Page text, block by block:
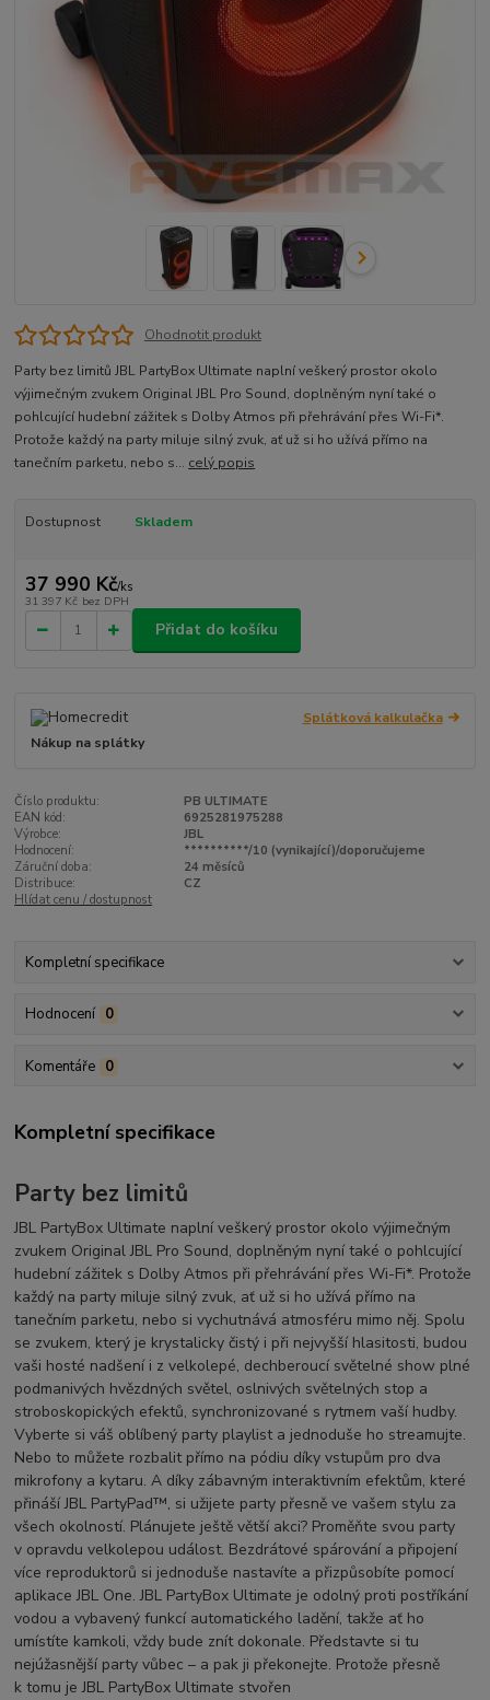
Ohodnotit produkt
Party bez limitů JBL PartyBox Ultimate naplní veškerý prostor okolo
výjimečným zvukem Original JBL Pro Sound, doplněným nyní také o
pohlcující hudební zážitek s Dolby Atmos při přehrávání přes Wi-Fi*.
Protože každý na party miluje silný zvuk, ať už si ho užívá přímo na
tanečním parketu, nebo s... celý popis
Dostupnost Skladem
37 990 Kč/ks
31 397 Kč bez DPH
Přidat do košíku
Splátková kalkulačka
Nákup na splátky
Číslo produktu:
PB ULTIMATE
EAN kód:
6925281975288
Výrobce:
JBL
Hodnocení:
**********/10 (vynikající)/doporučujeme
Záruční doba:
24 měsíců
Distribuce:
CZ
Hlídat cenu / dostupnost
Kompletní specifikace
Hodnocení 0
Komentáře 0
Kompletní specifikace
Party bez limitů
JBL PartyBox Ultimate naplní veškerý prostor okolo výjimečným
zvukem Original JBL Pro Sound, doplněným nyní také o pohlcující
hudební zážitek s Dolby Atmos při přehrávání přes Wi-Fi*. Protože
každý na party miluje silný zvuk, ať už si ho užívá přímo na
tanečním parketu, nebo si vychutnává atmosféru mimo něj. Spolu
se zvukem, který je krystalicky čistý i při nejvyšší hlasitosti, budou
vaši hosté nadšení i z velkolepé, dechberoucí světelné show plné
podmanivých hvězdných světel, oslnivých světelných stop a
stroboskopických efektů, synchronizované s rytmem vaší hudby.
Vyberte si váš oblíbený party playlist a jednoduše ho streamujte.
Nebo to můžete rozbalit přímo na pódiu díky vstupům pro dva
mikrofony a kytaru. A díky zábavným interaktivním efektům, které
přináší JBL PartyPad™, si užijete party přesně ve vašem stylu za
všech okolností. Plánujete ještě větší akci? Proměňte svou party
v opravdu velkolepou událost. Bezdrátové spárování a připojení
více reproduktorů si jednoduše nastavíte a přizpůsobíte pomocí
aplikace JBL One. JBL PartyBox Ultimate je odolný proti postříkání
vodou a vybavený funkcí automatického ladění, takže ať ho
umístíte kamkoli, vždy bude znít dokonale. Představte si tu
nejúžasnější party vůbec – a pak ji překonejte. Protože přesně
k tomu je JBL PartyBox Ultimate stvořen